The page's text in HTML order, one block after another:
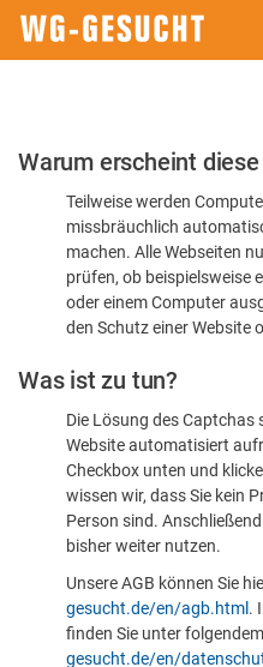
Bitte
dass
sind
Warum erscheint
Teilweise werden
missbräuchlich
machen. Alle Webseiten
prüfen, ob beispielsweise
oder einem Computer
den Schutz einer Website
Was ist zu tun?
Die Lösung des Captchas
Website automatisiert
Checkbox unten und
wissen wir, dass Sie kein
Person sind.
bisher weiter nutzen.
Unsere AGB können Sie
gesucht.de/en/agb.html .
finden Sie unter
gesucht.de/en/